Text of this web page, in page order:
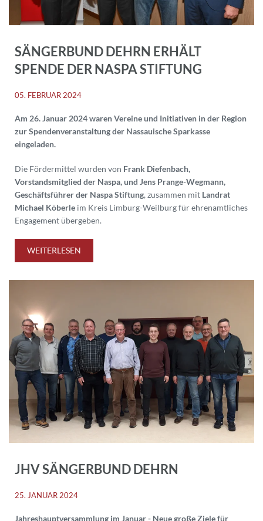
SÄNGERBUND DEHRN ERHÄLT
SPENDE DER NASPA STIFTUNG
05. FEBRUAR 2024
Am 26. Januar 2024 waren Vereine und Initiativen in der Region
zur Spendenveranstaltung der Nassauische Sparkasse
eingeladen.
Die Fördermittel wurden von Frank Diefenbach,
Vorstandsmitglied der Naspa, und Jens Prange-Wegmann,
Geschäftsführer der Naspa Stiftung, zusammen mit Landrat
Michael Köberle im Kreis Limburg-Weilburg für ehrenamtliches
Engagement übergeben.
WEITERLESEN
JHV SÄNGERBUND DEHRN
25. JANUAR 2024
Jahreshauptversammlung im Januar - Neue große Ziele für